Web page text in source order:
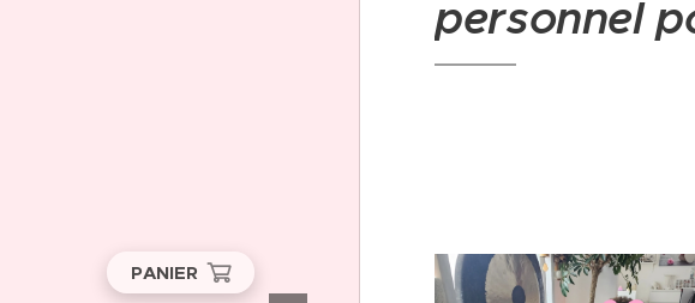
PANIER
personnel